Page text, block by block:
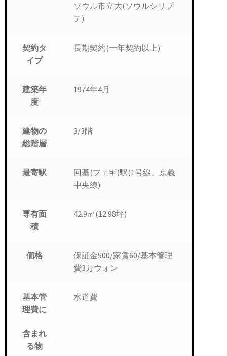
ソウル市立大(ソウルシリプ
テ)
契約タ
イプ
長期契約(一年契約以上)
建築年
度
1974年4月
建物の
総階層
3/3階
最寄駅
回基(フェギ)駅(1号線、京義
中央線)
専有面
積
42.9㎡(12.98坪)
価格
保証金500/家賃60/基本管理
費3万ウォン
基本管
理費に
含まれ
る物
水道費